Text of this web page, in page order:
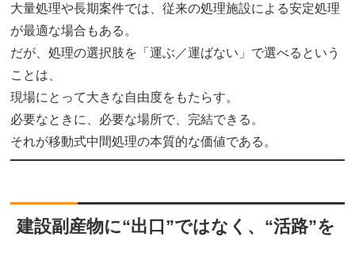
大量処理や長期案件では、従来の処理施設による安定処理
が最適な場合もある。
だが、処理の選択肢を「運ぶ／運ばない」で選べるという
ことは、
現場にとって大きな自由度をもたらす。
必要なときに、必要な場所で、完結できる。
それが移動式中間処理の本質的な価値である。
建設副産物に“出口”ではなく、“活路”を